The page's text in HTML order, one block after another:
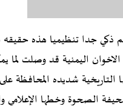
ذكي جدا تنظيميا هذه
اليمنية قد وصلت لما
التاريخية شديده المحافظة
الصحوة وخطها